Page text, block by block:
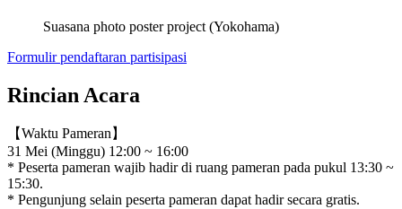
Suasana photo poster project (Yokohama)
Formulir pendaftaran partisipasi
Rincian Acara
【Waktu Pameran】
31 Mei (Minggu) 12:00 ~ 16:00
* Peserta pameran wajib hadir di ruang pameran pada pukul 13:30 ~
15:30.
* Pengunjung selain peserta pameran dapat hadir secara gratis.